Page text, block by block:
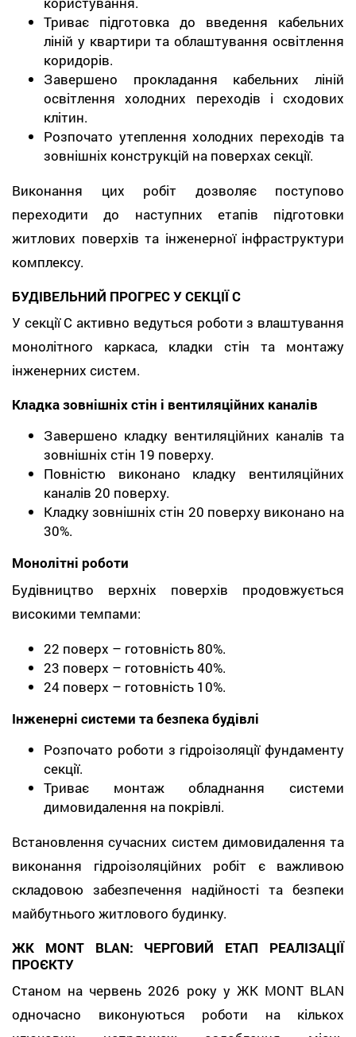
Триває підготовка до введення кабельних
ліній у квартири та облаштування освітлення
коридорів.
Завершено прокладання кабельних ліній
освітлення холодних переходів і сходових
клітин.
Розпочато утеплення холодних переходів та
зовнішніх конструкцій на поверхах секції.
Виконання цих робіт дозволяє поступово
переходити до наступних етапів підготовки
житлових поверхів та інженерної інфраструктури
комплексу.
БУДІВЕЛЬНИЙ ПРОГРЕС У СЕКЦІЇ С
У секції С активно ведуться роботи з влаштування
монолітного каркаса, кладки стін та монтажу
інженерних систем.
Кладка зовнішніх стін і вентиляційних каналів
Завершено кладку вентиляційних каналів та
зовнішніх стін 19 поверху.
Повністю виконано кладку вентиляційних
каналів 20 поверху.
Кладку зовнішніх стін 20 поверху виконано на
30%.
Монолітні роботи
Будівництво верхніх поверхів продовжується
високими темпами:
22 поверх – готовність 80%.
23 поверх – готовність 40%.
24 поверх – готовність 10%.
Інженерні системи та безпека будівлі
Розпочато роботи з гідроізоляції фундаменту
секції.
Триває монтаж обладнання системи
димовидалення на покрівлі.
Встановлення сучасних систем димовидалення та
виконання гідроізоляційних робіт є важливою
складовою забезпечення надійності та безпеки
майбутнього житлового будинку.
ЖК MONT BLAN: ЧЕРГОВИЙ ЕТАП РЕАЛІЗАЦІЇ
ПРОЄКТУ
Станом на червень 2026 року у ЖК MONT BLAN
одночасно виконуються роботи на кількох